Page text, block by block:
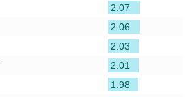
2.07
2.06
2.03
2.01
1.98